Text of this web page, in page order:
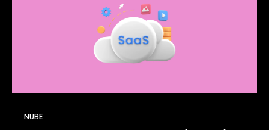
NUBE